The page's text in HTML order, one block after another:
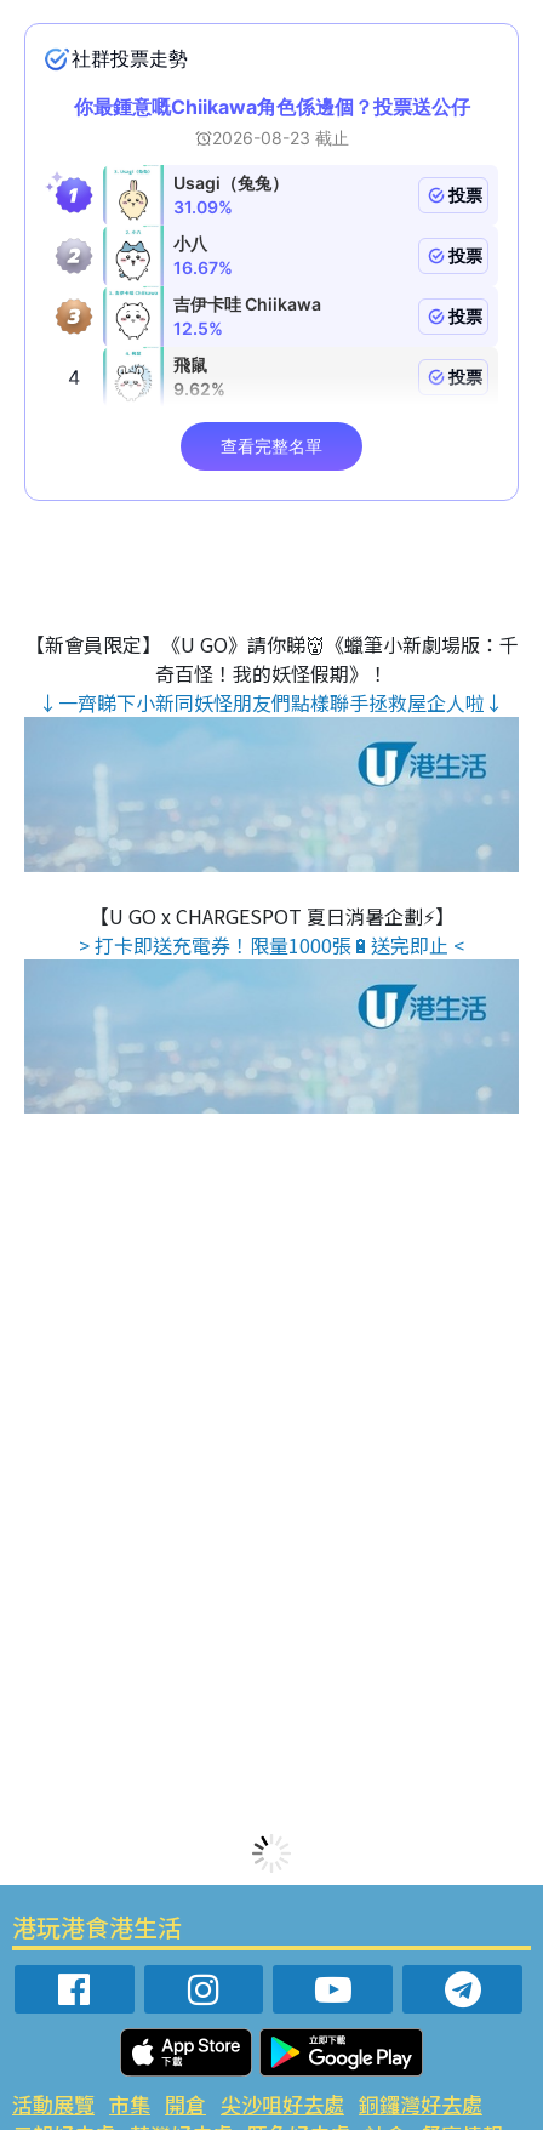
【新會員限定】《U GO》請你睇👹《蠟筆小新劇場版：千
奇百怪！我的妖怪假期》！
↓一齊睇下小新同妖怪朋友們點樣聯手拯救屋企人啦↓
【U GO x CHARGESPOT 夏日消暑企劃⚡】
> 打卡即送充電券！限量1000張🔋送完即止 <
港玩港食港生活
活動展覽 市集 開倉 尖沙咀好去處 銅鑼灣好去處